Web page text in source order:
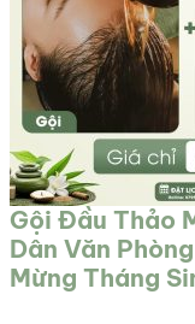
Gội Đầu Thảo
Dân Văn
Mừng Tháng